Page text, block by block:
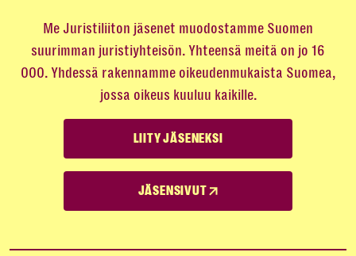
Me Juristiliiton jäsenet muodostamme Suomen
suurimman juristiyhteisön. Yhteensä meitä on jo 16
000. Yhdessä rakennamme oikeudenmukaista Suomea,
jossa oikeus kuuluu kaikille.
LIITY JÄSENEKSI
JÄSENSIVUT